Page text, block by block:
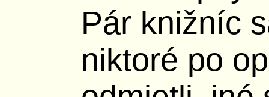
Pár knižníc
niktoré po